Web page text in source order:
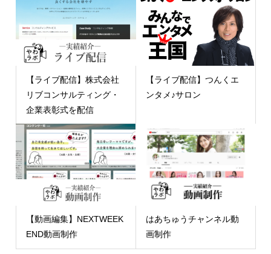
【ライブ配信】株式会社
リブコンサルティング・
企業表彰式を配信
【ライブ配信】つんくエ
ンタメ♪サロン
【動画編集】NEXTWEEK
END動画制作
はあちゅうチャンネル動
画制作